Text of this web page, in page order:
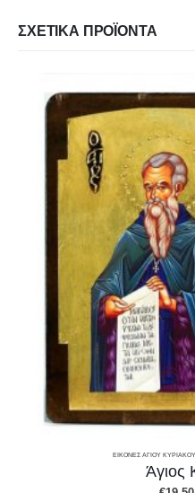
ΣΧΕΤΙΚΆ ΠΡΟΪΌΝΤΑ
ΕΙΚΌΝΕΣ ΑΓΊΟΥ ΚΥΡΙΆΚΟΥ
Άγιος